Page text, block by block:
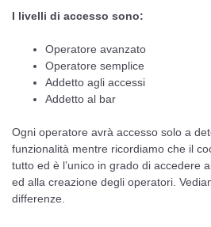
I livelli di accesso sono:
Operatore avanzato
Operatore semplice
Addetto agli accessi
Addetto al bar
Ogni operatore avrà accesso solo a
funzionalità mentre ricordiamo che il
tutto ed è l’unico in grado di accedere
ed alla creazione degli operatori.
differenze.